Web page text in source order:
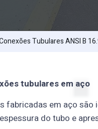
Tubulares ANSI B
tubulares em aço
fabricadas em aço
do tubo e